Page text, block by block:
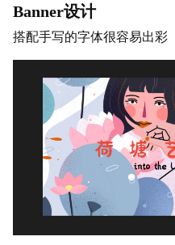
Banner设计
搭配手写的字体很容易出彩